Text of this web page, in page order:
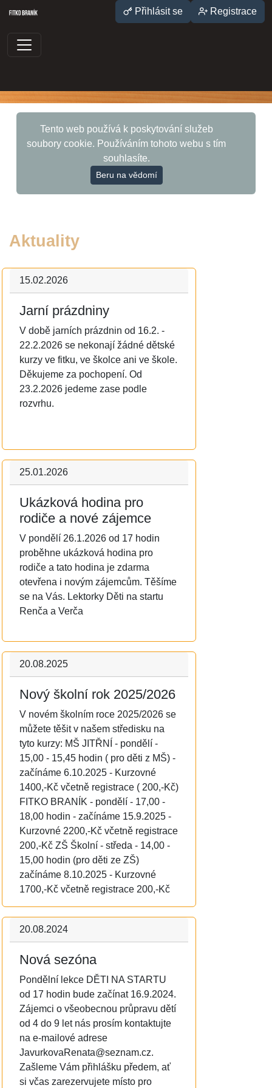
Přihlásit se Registrace
Tento web používá k poskytování služeb
soubory cookie. Používáním tohoto webu s tím
souhlasíte.
Beru na vědomí
Aktuality
15.02.2026
Jarní prázdniny
V době jarních prázdnin od 16.2. -
22.2.2026 se nekonají žádné dětské
kurzy ve fitku, ve školce ani ve škole.
Děkujeme za pochopení. Od
23.2.2026 jedeme zase podle
rozvrhu.
25.01.2026
Ukázková hodina pro
rodiče a nové zájemce
V pondělí 26.1.2026 od 17 hodin
proběhne ukázková hodina pro
rodiče a tato hodina je zdarma
otevřena i novým zájemcům. Těšíme
se na Vás. Lektorky Děti na startu
Renča a Verča
20.08.2025
Nový školní rok 2025/2026
V novém školním roce 2025/2026 se
můžete těšit v našem středisku na
tyto kurzy: MŠ JITŘNÍ - pondělí -
15,00 - 15,45 hodin ( pro děti z MŠ) -
začínáme 6.10.2025 - Kurzovné
1400,-Kč včetně registrace ( 200,-Kč)
FITKO BRANÍK - pondělí - 17,00 -
18,00 hodin - začínáme 15.9.2025 -
Kurzovné 2200,-Kč včetně registrace
200,-Kč ZŠ Školní - středa - 14,00 -
15,00 hodin (pro děti ze ZŠ)
začínáme 8.10.2025 - Kurzovné
1700,-Kč včetně registrace 200,-Kč
20.08.2024
Nová sezóna
Pondělní lekce DĚTI NA STARTU
od 17 hodin bude začínat 16.9.2024.
Zájemci o všeobecnou průpravu dětí
od 4 do 9 let nás prosím kontaktujte
na e-mailové adrese
JavurkovaRenata@seznam.cz.
Zašleme Vám přihlášku předem, ať
si včas zarezervujete místo pro